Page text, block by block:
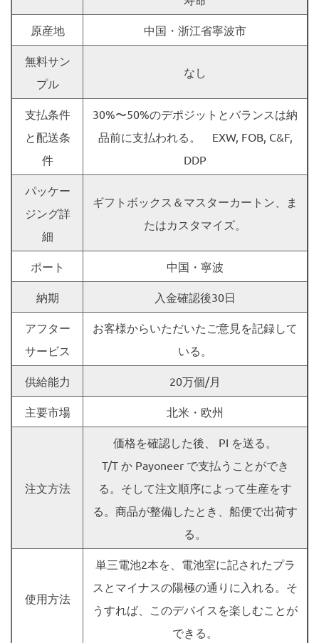
原産地 中国・浙江省寧波市
無料サン
プル
なし
支払条件
と配送条
件
30%〜50%のデポジットとバランスは納
品前に支払われる。 EXW, FOB, C&F,
DDP
パッケー
ジング詳
細
ギフトボックス＆マスターカートン、ま
たはカスタマイズ。
ポート 中国・寧波
納期 入金確認後30日
アフター
サービス
お客様からいただいたご意見を記録して
いる。
供給能力 20万個/月
主要市場 北米・欧州
注文方法
価格を確認した後、 PI を送る。
T/T か Payoneer で支払うことができ
る。そして注文順序によって生産をす
る。商品が整備したとき、船便で出荷す
る。
使用方法
単三電池2本を、電池室に記されたプラ
スとマイナスの陽極の通りに入れる。そ
うすれば、このデバイスを楽しむことが
できる。